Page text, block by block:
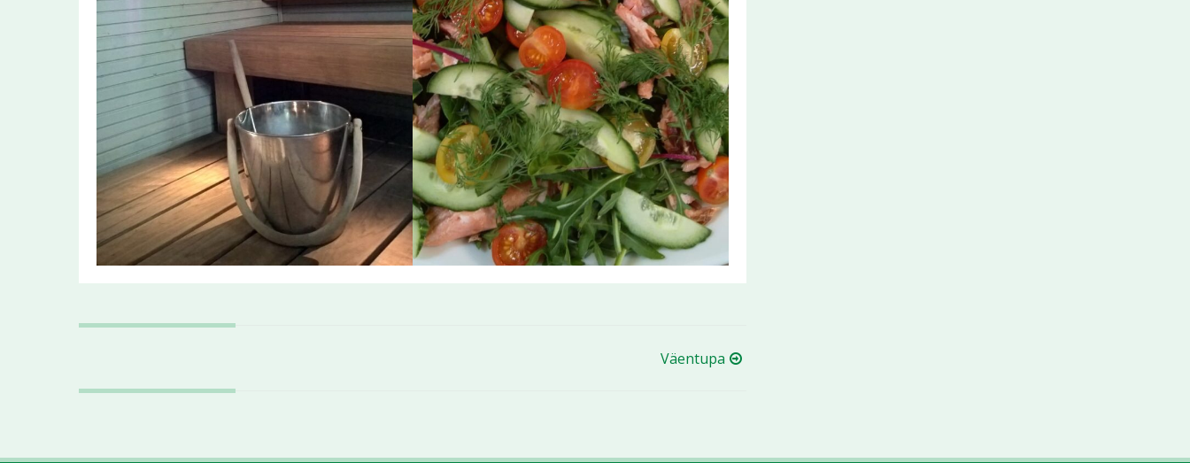
navigation
Väentupa